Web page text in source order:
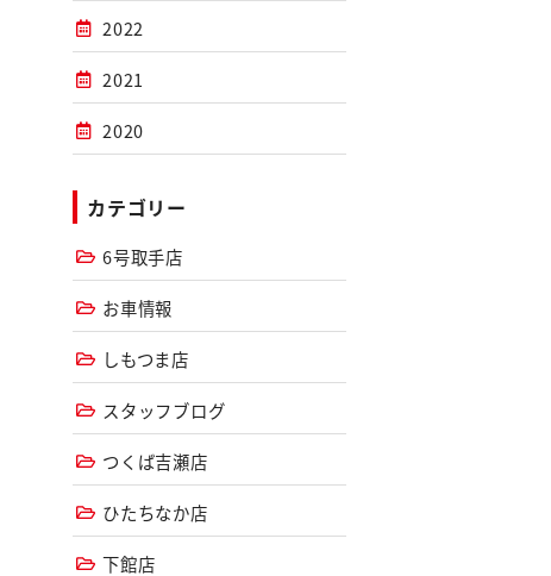
2022
2021
2020
カテゴリー
6号取手店
お車情報
しもつま店
スタッフブログ
つくば吉瀬店
ひたちなか店
下館店